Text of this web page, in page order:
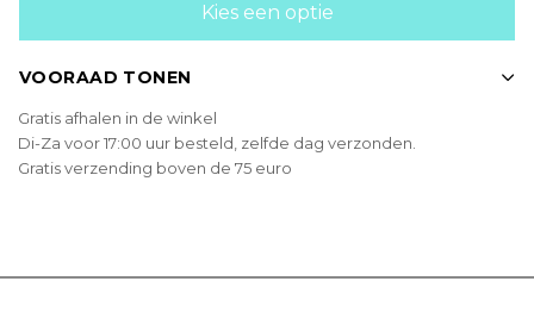
Kies een optie
VOORAAD TONEN
Gratis afhalen in de winkel
Di-Za voor 17:00 uur besteld, zelfde dag verzonden.
Gratis verzending boven de 75 euro